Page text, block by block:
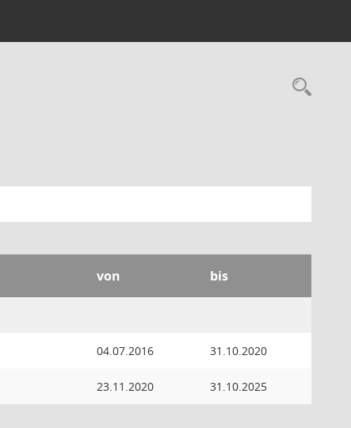
von bis
04.07.2016 31.10.2020
23.11.2020 31.10.2025